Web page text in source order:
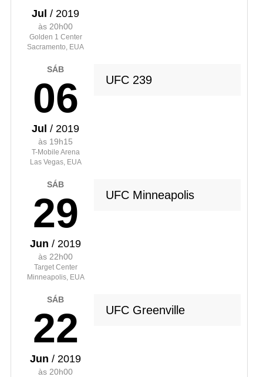
Jul / 2019
às 20h00
Golden 1 Center
Sacramento, EUA
SÁB
06
Jul / 2019
às 19h15
T-Mobile Arena
Las Vegas, EUA
UFC 239
SÁB
29
Jun / 2019
às 22h00
Target Center
Minneapolis, EUA
UFC Minneapolis
SÁB
22
Jun / 2019
às 20h00
UFC Greenville